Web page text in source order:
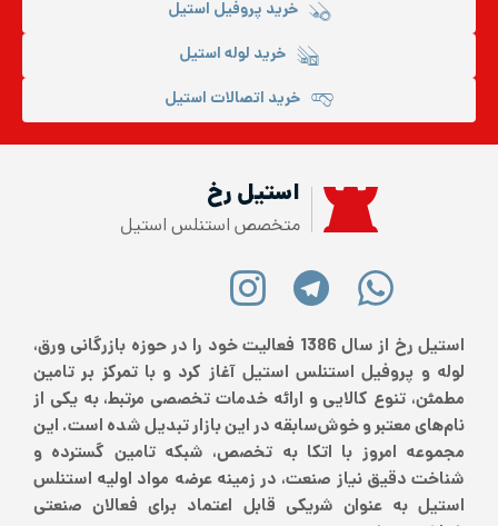
خرید پروفیل استیل
خرید لوله استیل
خرید اتصالات استیل
استیل رخ
متخصص استنلس استیل
استیل رخ از سال 1386 فعالیت خود را در حوزه بازرگانی ورق،
لوله و پروفیل استنلس استیل آغاز کرد و با تمرکز بر تامین
مطمئن، تنوع کالایی و ارائه خدمات تخصصی مرتبط، به یکی از
نام‌های معتبر و خوش‌سابقه در این بازار تبدیل شده است. این
مجموعه امروز با اتکا به تخصص، شبکه تامین گسترده و
شناخت دقیق نیاز صنعت، در زمینه عرضه مواد اولیه استنلس
استیل به عنوان شریکی قابل اعتماد برای فعالان صنعتی